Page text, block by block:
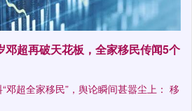
邓超再破天花板，全家移民传闻5个
邓超全家移民”，舆论瞬间甚嚣尘上： 移